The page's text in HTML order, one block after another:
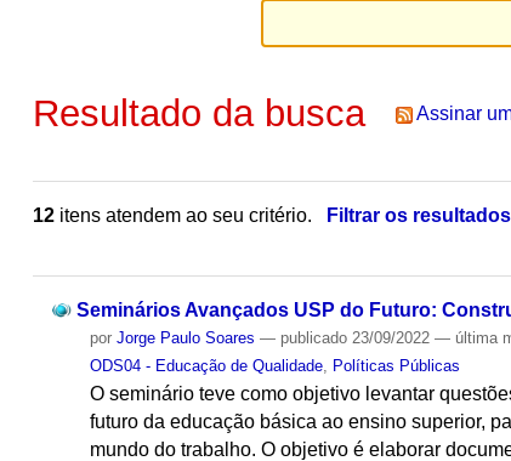
Resultado da busca Assinar
12 itens atendem ao seu critério.
Filtrar os resultados
Seminários Avançados USP do Futuro:
porJorge Paulo Soares — publicado 23/09/2022— última
ODS04 - Educação de Qualidade
Políticas Públicas
O seminário teve como objetivo levantar
futuro da educação básica ao ensino superior,
mundo do trabalho. O objetivo é elaborar